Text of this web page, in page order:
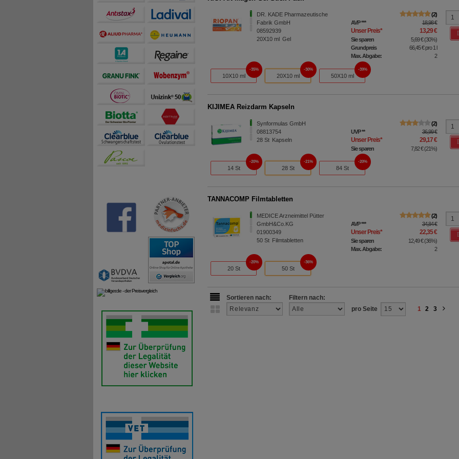
DR. KADE Pharmazeutische
Fabrik GmbH
08592939
20X10 ml Gel
2
AVP*** 18,98 €
Unser Preis* 13,29 €
Sie sparen 5,69 €(30%)
Grundpreis
66,45 €pro 1 l
Max. Abgabe:
2
10X10 ml
35%
20X10 ml
30%
50X10 ml
39%
KIJIMEA Reizdarm Kapseln
Synformulas GmbH
08813754
28St Kapseln
2
UVP** 36,99 €
Unser Preis* 29,17 €
Sie sparen 7,82 €(21%)
14 St
20%
28 St
21%
84 St
20%
TANNACOMP Filmtabletten
MEDICE Arzneimittel Pütter
GmbH&Co.KG
01900349
50St Filmtabletten
2
AVP*** 34,84 €
Unser Preis* 22,35 €
Sie sparen 12,49 €(36%)
Max. Abgabe:
2
20 St
20%
50 St
36%
Sortieren nach:
Filtern nach:
pro Seite
1 2 3